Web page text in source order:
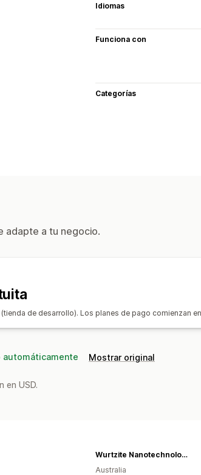
Idiomas
Funciona con
Categorías
adapte a tu negocio.
de desarrollo). Los planes de pago comienzan
Mostrar original
en USD.
Wurtzite Nanotechnology
Australia